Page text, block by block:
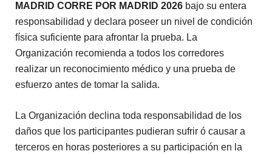
MADRID CORRE POR MADRID 2026 bajo su entera
responsabilidad y declara poseer un nivel de condición
física suficiente para afrontar la prueba. La
Organización recomienda a todos los corredores
realizar un reconocimiento médico y una prueba de
esfuerzo antes de tomar la salida.
La Organización declina toda responsabilidad de los
daños que los participantes pudieran sufrir ó causar a
terceros en horas posteriores a su participación en la